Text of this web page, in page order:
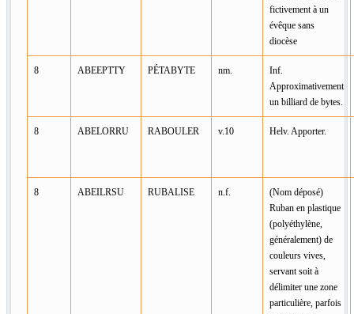
fictivement à un
évêque sans
diocèse
8 ABEEPTTY PÉTABYTE nm.
Inf.
Approximativement
un billiard de bytes.
8 ABELORRU RABOULER v.10 Helv. Apporter.
8 ABEILRSU RUBALISE n.f.
(Nom déposé)
Ruban en plastique
(polyéthylène,
généralement) de
couleurs vives,
servant soit à
délimiter une zone
particulière, parfois